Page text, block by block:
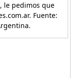
le pedimos que
Fuente: